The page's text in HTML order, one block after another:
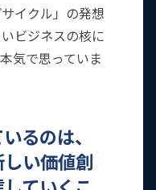
イクル」の発想
ビジネスの核に
気で思っていま
るのは、
い価値創